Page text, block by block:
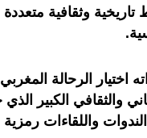
وثقافية متعددة
.
اختيار الرحالة
والثقافي الكبير الذي
واللقاءات رمزية